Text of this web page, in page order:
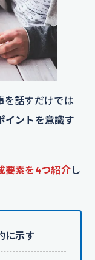
を話すだけでは
イントを意識す
要素を4つ紹介 し
に示す